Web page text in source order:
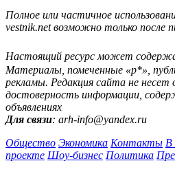
Полное или частичное
vestnik.net возможно только после
Настоящий ресурс может
Материалы, помеченные «р*»,
рекламы. Редакция сайта не
достоверность информации,
объявлениях
Для связи: arh-info@yandex.ru
Общество Экономика Контакты В
проекте Шоу-бизнес Политика